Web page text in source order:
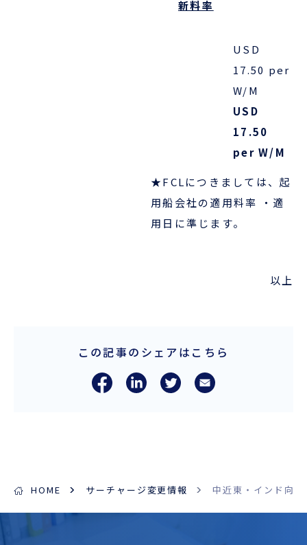
新料率
USD
17.50 per
W/M
USD
17.50
per W/M
★FCLにつきましては、起
用船会社の適用料率 ・適
用日に準じます。
以上
この記事のシェアはこちら
HOME サーチャージ変更情報 中近東・インド向